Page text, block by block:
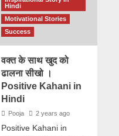
Hindi
Motivational Stories
Success
वक्त के साथ खुद को
ढालना सीखो ।
Positive Kahani in
Hindi
Pooja 2 years ago
Positive Kahani in